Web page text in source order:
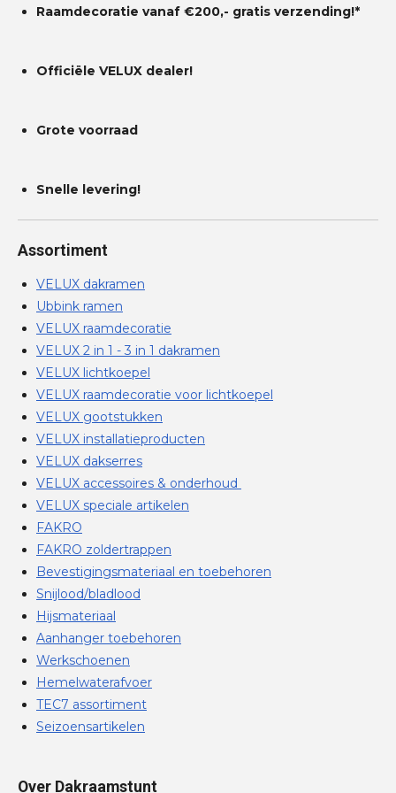
n
Raamdecoratie vanaf €200,- gratis verzending!*
Officiële VELUX dealer!
Grote voorraad
Snelle levering!
Assortiment
VELUX dakramen
Ubbink ramen
VELUX raamdecoratie
VELUX 2 in 1 - 3 in 1 dakramen
VELUX lichtkoepel
VELUX raamdecoratie voor lichtkoepel
VELUX gootstukken
VELUX installatieproducten
VELUX dakserres
VELUX accessoires & onderhoud
VELUX speciale artikelen
FAKRO
FAKRO zoldertrappen
Bevestigingsmateriaal en toebehoren
Snijlood/bladlood
Hijsmateriaal
Aanhanger toebehoren
Werkschoenen
Hemelwaterafvoer
TEC7 assortiment
Seizoensartikelen
Over Dakraamstunt